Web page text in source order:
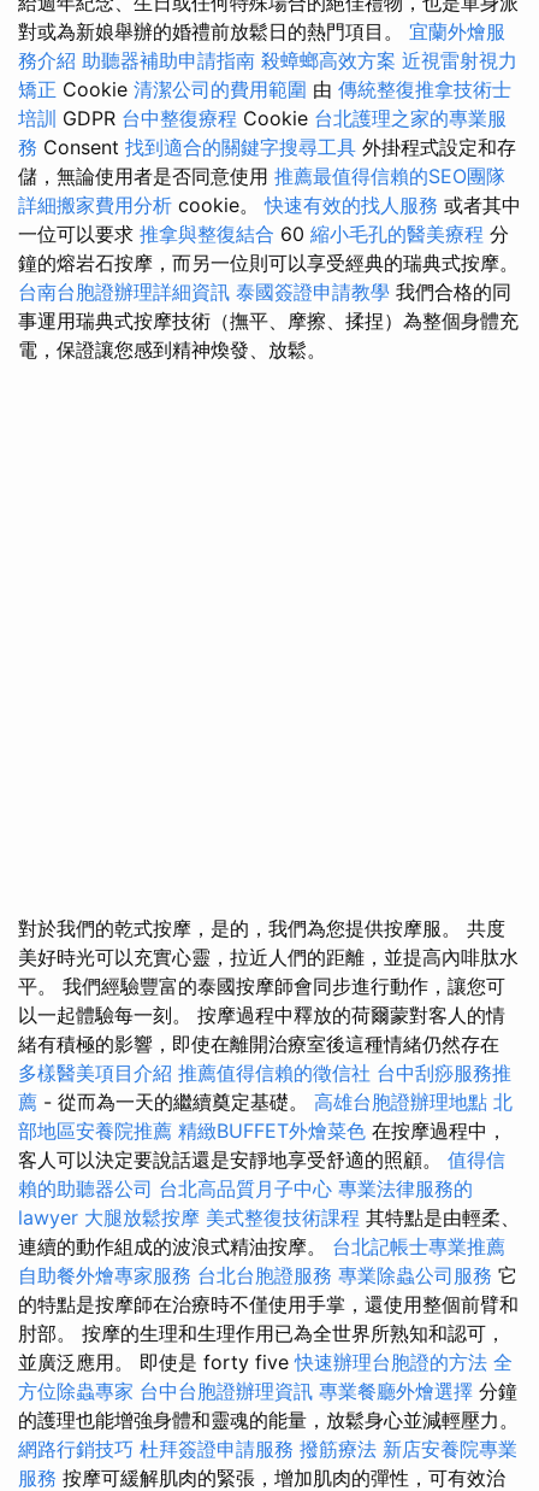
對或為新娘舉辦的婚禮前放鬆日的熱門項目。 宜蘭外燴服
務介紹 助聽器補助申請指南 殺蟑螂高效方案 近視雷射視力
矯正 Cookie 清潔公司的費用範圍 由 傳統整復推拿技術士
培訓 GDPR 台中整復療程 Cookie 台北護理之家的專業服
務 Consent 找到適合的關鍵字搜尋工具 外掛程式設定和存
儲，無論使用者是否同意使用 推薦最值得信賴的SEO團隊
詳細搬家費用分析 cookie。快速有效的找人服務 或者其中
一位可以要求 推拿與整復結合 60 縮小毛孔的醫美療程 分
鐘的熔岩石按摩，而另一位則可以享受經典的瑞典式按摩。
台南台胞證辦理詳細資訊 泰國簽證申請教學 我們合格的同
事運用瑞典式按摩技術（撫平、摩擦、揉捏）為整個身體充
電，保證讓您感到精神煥發、放鬆。
對於我們的乾式按摩，是的，我們為您提供按摩服。 共度
美好時光可以充實心靈，拉近人們的距離，並提高內啡肽水
平。 我們經驗豐富的泰國按摩師會同步進行動作，讓您可
以一起體驗每一刻。 按摩過程中釋放的荷爾蒙對客人的情
緒有積極的影響，即使在離開治療室後這種情緒仍然存在
多樣醫美項目介紹 推薦值得信賴的徵信社 台中刮痧服務推
薦 - 從而為一天的繼續奠定基礎。 高雄台胞證辦理地點 北
部地區安養院推薦 精緻BUFFET外燴菜色 在按摩過程中，
客人可以決定要說話還是安靜地享受舒適的照顧。 值得信
賴的助聽器公司 台北高品質月子中心 專業法律服務的
lawyer 大腿放鬆按摩 美式整復技術課程 其特點是由輕柔、
連續的動作組成的波浪式精油按摩。 台北記帳士專業推薦
自助餐外燴專家服務 台北台胞證服務 專業除蟲公司服務 它
的特點是按摩師在治療時不僅使用手掌，還使用整個前臂和
肘部。 按摩的生理和生理作用已為全世界所熟知和認可，
並廣泛應用。 即使是 forty five快速辦理台胞證的方法 全
方位除蟲專家 台中台胞證辦理資訊 專業餐廳外燴選擇 分鐘
的護理也能增強身體和靈魂的能量，放鬆身心並減輕壓力。
網路行銷技巧 杜拜簽證申請服務 撥筋療法 新店安養院專業
服務 按摩可緩解肌肉的緊張，增加肌肉的彈性​​，可有效治